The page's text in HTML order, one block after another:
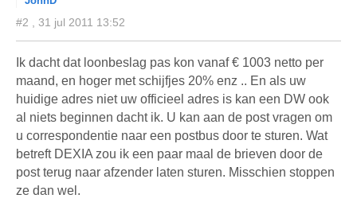
#2 , 31 jul 2011 13:52
Ik dacht dat loonbeslag pas kon vanaf € 1003 netto per
maand, en hoger met schijfjes 20% enz .. En als uw
huidige adres niet uw officieel adres is kan een DW ook
al niets beginnen dacht ik. U kan aan de post vragen om
u correspondentie naar een postbus door te sturen. Wat
betreft DEXIA zou ik een paar maal de brieven door de
post terug naar afzender laten sturen. Misschien stoppen
ze dan wel.